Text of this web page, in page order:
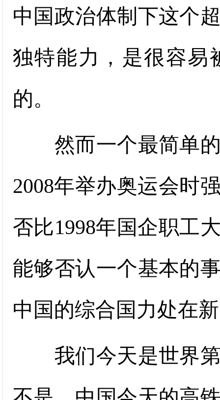
中国政治体制下这个
独特能力，是很容易
的。
然而一个最简单的
2008年举办奥运会时
否比1998年国企职工
能够否认一个基本的
中国的综合国力处在
我们今天是世界第